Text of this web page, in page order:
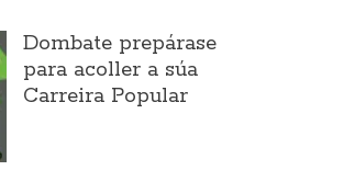
Dombate prepárase
para acoller a súa
Carreira Popular